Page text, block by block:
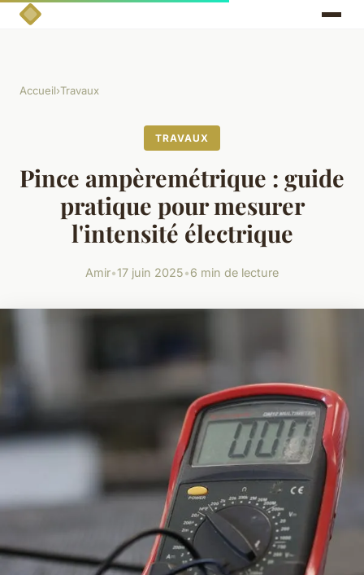
Accueil›Travaux
TRAVAUX
Pince ampèremétrique : guide
pratique pour mesurer
l'intensité électrique
Amir•17 juin 2025•6 min de lecture